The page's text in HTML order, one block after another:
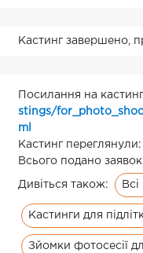
Кастинг завершено,
Посилання на
stings/
ml
Кастинг переглянули:
Всього подано
Дивіться також: Всі
Кастинги для
Зйомки фотосесії